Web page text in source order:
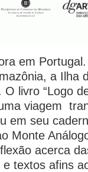
em
a Ilha
livro “Logo
viagem
em seu
Monte
acerca
textos afins